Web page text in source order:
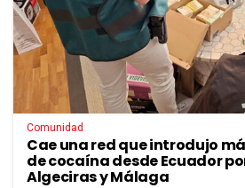
Comunidad
Cae una red que introdujo
de cocaína desde Ecuador
Algeciras y Málaga